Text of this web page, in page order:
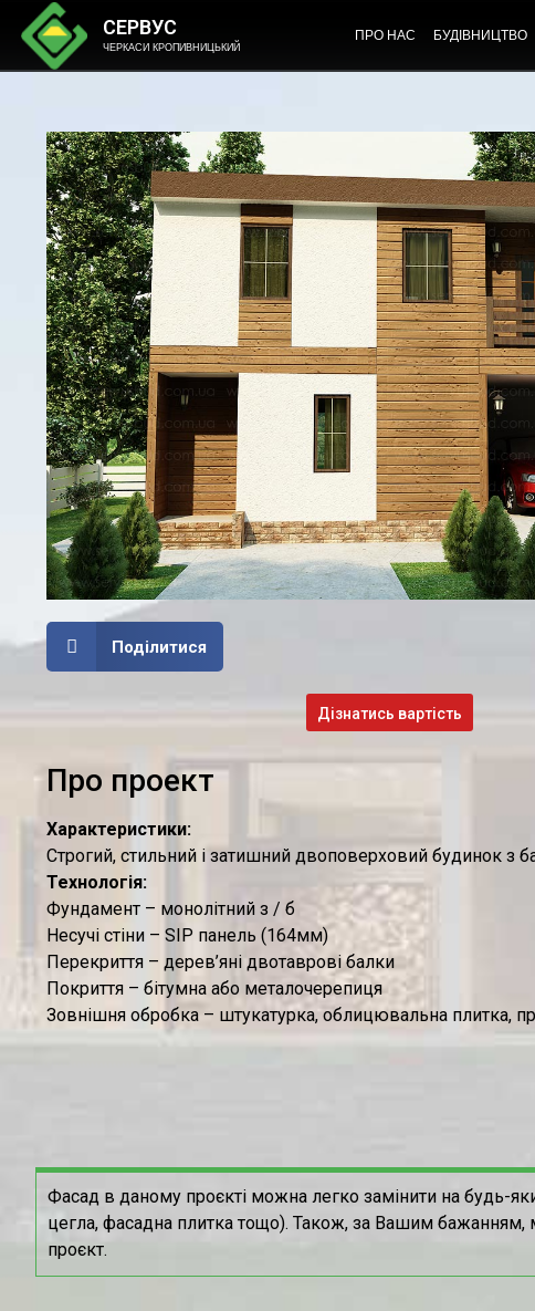
СЕРВУС
ЧЕРКАСИ КРОПИВНИЦЬКИЙ
ПРО НАС БУДІВНИЦТВО
Поділитися
Дізнатись вартість
Про проект
Характеристики:
Строгий, стильний і затишний двоповерховий будинок з
Технологія:
Фундамент – монолітний з / б
Несучі стіни – SIP панель (164мм)
Перекриття – дерев’яні двотаврові балки
Покриття – бітумна або металочерепиця
Зовнішня обробка – штукатурка, облицювальна плитка,
Фасад в даному проєкті можна легко замінити на будь-
цегла, фасадна плитка тощо). Також, за Вашим
проєкт.